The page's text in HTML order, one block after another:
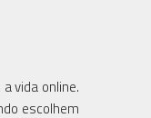
vida online.
escolhem